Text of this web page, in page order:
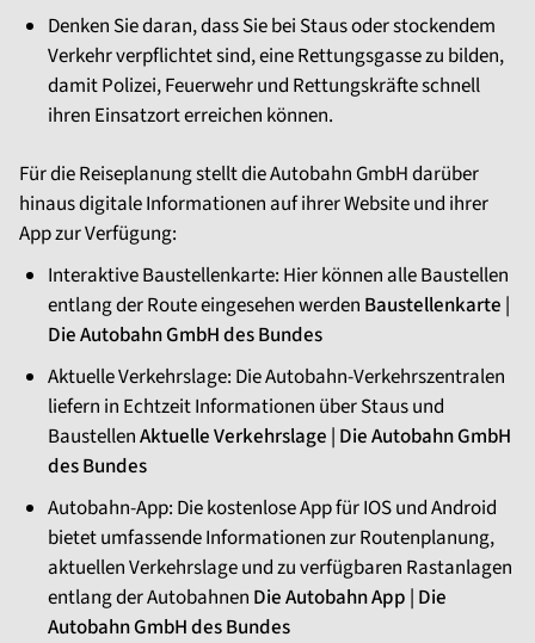
Denken Sie daran, dass Sie bei Staus oder stockendem
Verkehr verpflichtet sind, eine Rettungsgasse zu bilden,
damit Polizei, Feuerwehr und Rettungskräfte schnell
ihren Einsatzort erreichen können.
Für die Reiseplanung stellt die Autobahn GmbH darüber
hinaus digitale Informationen auf ihrer Website und ihrer
App zur Verfügung:
Interaktive Baustellenkarte: Hier können alle Baustellen
entlang der Route eingesehen werden Baustellenkarte |
Die Autobahn GmbH des Bundes
Aktuelle Verkehrslage: Die Autobahn-Verkehrszentralen
liefern in Echtzeit Informationen über Staus und
BaustellenAktuelle Verkehrslage | Die Autobahn GmbH
des Bundes
Autobahn-App: Die kostenlose App für IOS und Android
bietet umfassende Informationen zur Routenplanung,
aktuellen Verkehrslage und zu verfügbaren Rastanlagen
entlang der Autobahnen Die Autobahn App | Die
Autobahn GmbH des Bundes